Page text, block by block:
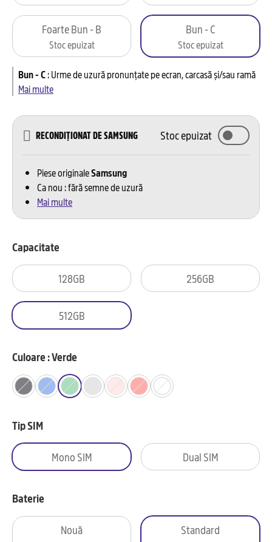
Foarte Bun - B
Stoc epuizat
Bun - C
Stoc epuizat
Bun - C:Urme de uzură pronunțate pe ecran, carcasă și/sau ramă
Mai multe
RECONDIȚIONAT DE SAMSUNG Stoc epuizat
Piese originaleSamsung
Ca nou : fără semne de uzură
Mai multe
Capacitate
128GB 256GB
512GB
Culoare : Verde
Tip SIM
Mono SIM Dual SIM
Baterie
Nouă Standard